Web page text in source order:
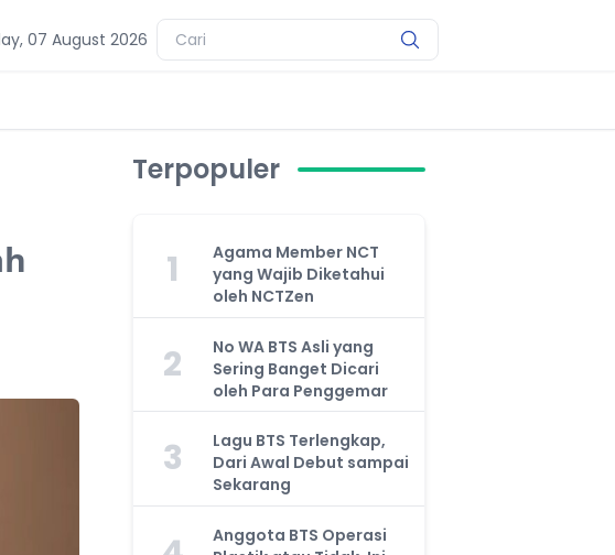
07 August 2026
Terpopuler
1
Agama Member NCT
yang Wajib Diketahui
oleh NCTZen
2
No WA BTS Asli yang
Sering Banget Dicari
oleh Para Penggemar
3
Lagu BTS Terlengkap,
Dari Awal Debut sampai
Sekarang
Anggota BTS Operasi